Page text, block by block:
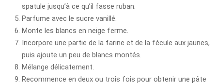
spatule jusqu’à ce qu’il fasse ruban.
Parfume avec le sucre vanillé.
Monte les blancs en neige ferme.
Incorpore une partie de la farine et de la fécule aux jaunes,
puis ajoute un peu de blancs montés.
Mélange délicatement.
Recommence en deux ou trois fois pour obtenir une pâte